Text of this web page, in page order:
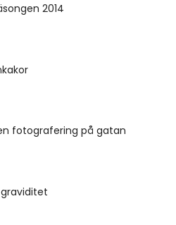
2014
fotografering på gatan